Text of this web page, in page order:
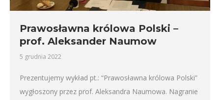
Prawosławna królowa Polski –
prof. Aleksander Naumow
5 grudnia 2022
Prezentujemy wykład pt.: “Prawosławna królowa Polski”
wygłoszony przez prof. Aleksandra Naumowa. Nagranie